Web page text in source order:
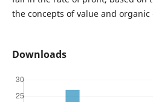
the concepts of value and
Downloads